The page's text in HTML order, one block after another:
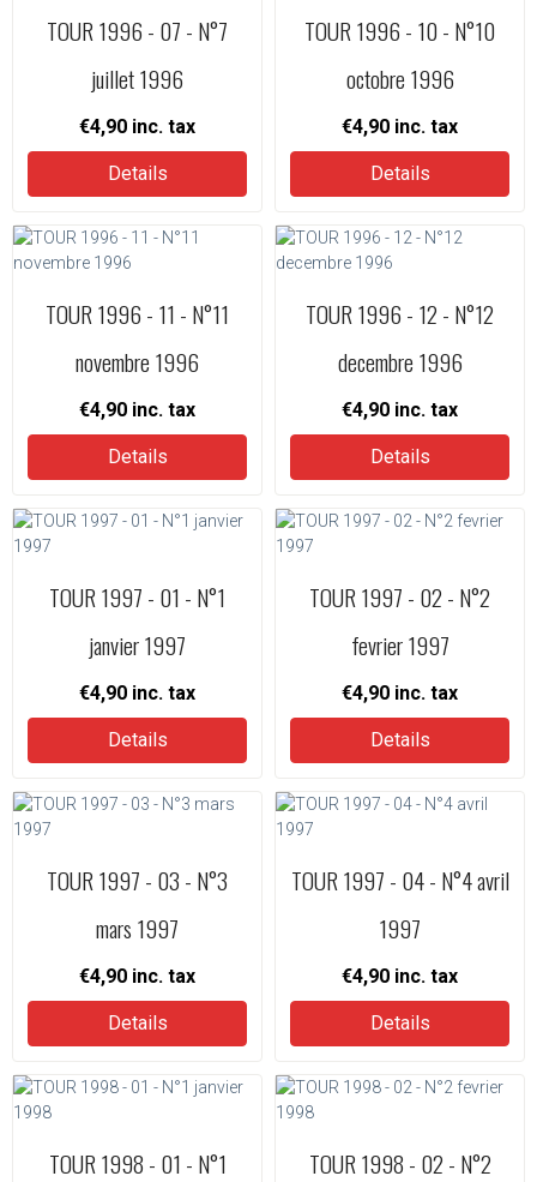
TOUR 1996 - 07 - N°7
juillet 1996
€4,90 inc. tax
Details
TOUR 1996 - 10 - N°10
octobre 1996
€4,90 inc. tax
Details
TOUR 1996 - 11 - N°11
novembre 1996
€4,90 inc. tax
Details
TOUR 1996 - 12 - N°12
decembre 1996
€4,90 inc. tax
Details
TOUR 1997 - 01 - N°1
janvier 1997
€4,90 inc. tax
Details
TOUR 1997 - 02 - N°2
fevrier 1997
€4,90 inc. tax
Details
TOUR 1997 - 03 - N°3
mars 1997
€4,90 inc. tax
Details
TOUR 1997 - 04 - N°4 avril
1997
€4,90 inc. tax
Details
TOUR 1998 - 01 - N°1
TOUR 1998 - 02 - N°2